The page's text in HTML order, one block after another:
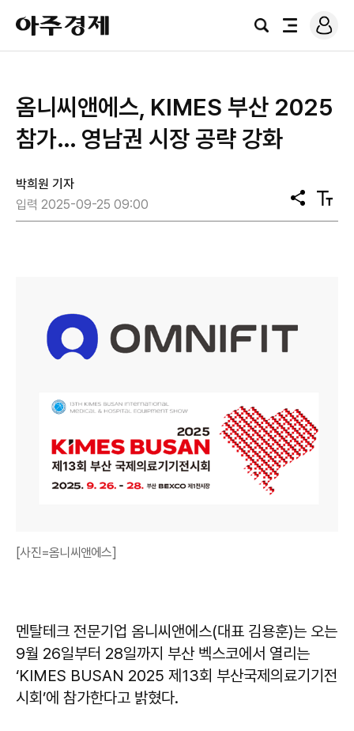
아
주
경
검
전
로
그
옴니씨앤에스, KIMES 부산 2025
참가… 영남권 시장 공략 강화
박희원 기자
입력 2025-09-25 09:00
공
유
텍
스
[사진=옴니씨앤에스]
멘탈테크 전문기업 옴니씨앤에스(대표 김용훈)는 오는
9월 26일부터 28일까지 부산 벡스코에서 열리는
‘KIMES BUSAN 2025 제13회 부산국제의료기기전
시회’에 참가한다고 밝혔다.